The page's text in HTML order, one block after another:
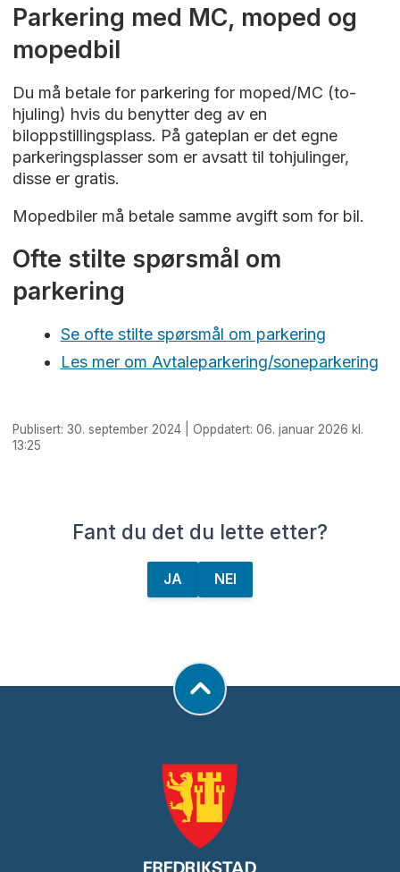
Parkering med MC, moped og
mopedbil
Du må betale for parkering for moped/MC (to-
hjuling) hvis du benytter deg av en
biloppstillingsplass. På gateplan er det egne
parkeringsplasser som er avsatt til tohjulinger,
disse er gratis.
Mopedbiler må betale samme avgift som for bil.
Ofte stilte spørsmål om
parkering
Se ofte stilte spørsmål om parkering
Les mer om Avtaleparkering/soneparkering
Publisert: 30. september 2024 | Oppdatert: 06. januar 2026 kl.
13:25
Fant du det du lette etter?
JA NEI